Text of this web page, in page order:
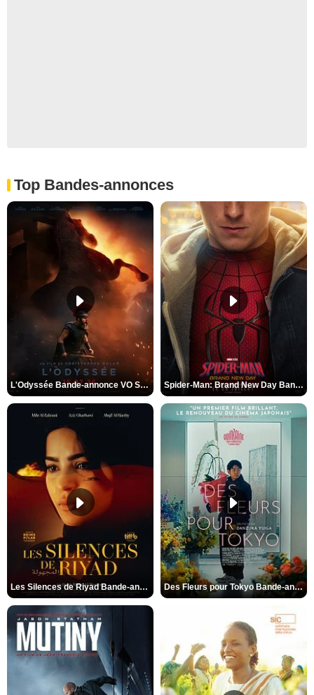
Top Bandes-annonces
L'Odyssée Bande-annonce VO STFR Spider-Man: Brand New Day Bande-annonce VO STFR
Les Silences de Riyad Bande-annonce VO STFR Des Fleurs pour Tokyo Bande-annonce VO STFR